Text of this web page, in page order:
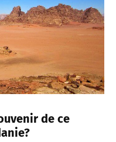
de ce